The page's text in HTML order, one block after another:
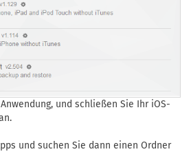
und schließen Sie Ihr iOS-
und suchen Sie dann einen Ordner